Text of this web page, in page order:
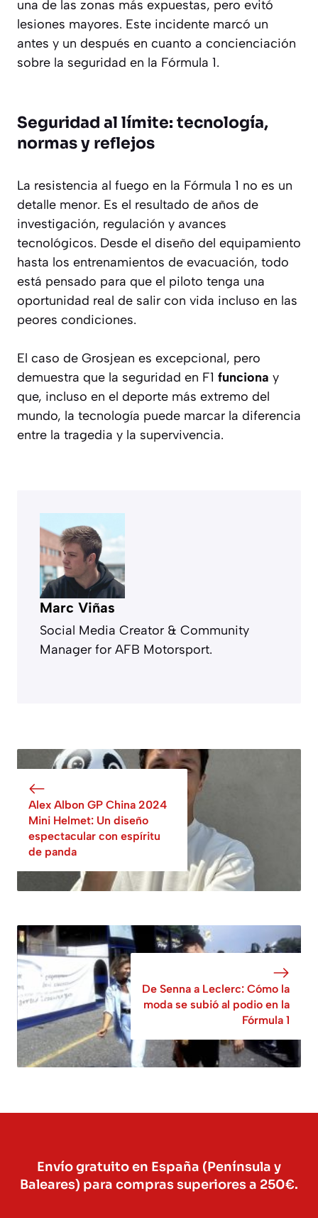
una de las zonas más expuestas, pero evitó
lesiones mayores. Este incidente marcó un
antes y un después en cuanto a concienciación
sobre la seguridad en la Fórmula 1.
Seguridad al límite: tecnología,
normas y reflejos
La resistencia al fuego en la Fórmula 1 no es un
detalle menor. Es el resultado de años de
investigación, regulación y avances
tecnológicos. Desde el diseño del equipamiento
hasta los entrenamientos de evacuación, todo
está pensado para que el piloto tenga una
oportunidad real de salir con vida incluso en las
peores condiciones.
El caso de Grosjean es excepcional, pero
demuestra que la seguridad en F1 funciona y
que, incluso en el deporte más extremo del
mundo, la tecnología puede marcar la diferencia
entre la tragedia y la supervivencia.
Marc Viñas
Social Media Creator & Community
Manager for AFB Motorsport.
Alex Albon GP China 2024
Mini Helmet: Un diseño
espectacular con espíritu
de panda
De Senna a Leclerc: Cómo la
moda se subió al podio en la
Fórmula 1
Envío gratuito en España (Península y
Baleares) para compras superiores a 250€.